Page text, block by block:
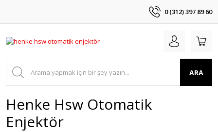
0 (312) 397 89 60
ARA
Henke Hsw Otomatik
Enjektör